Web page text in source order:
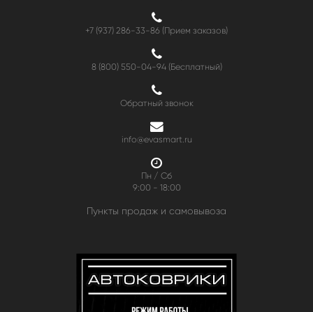
+7 (937) 286-33-86 (Прием заказов)
8 (800) 550-04-94(Бесплатный)
Обратный звонок
info@evasmart.ru
Пн / Сб
9:00 - 18:00
Пункты продаж и самовывоза